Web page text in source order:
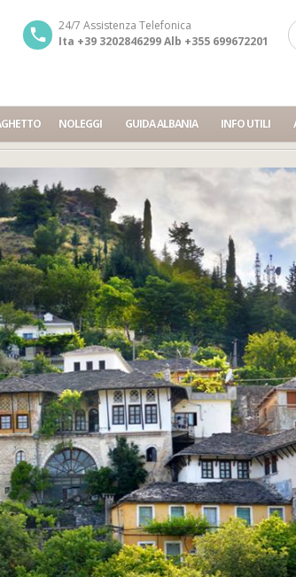
24/7 Assistenza Telefonica
Ita +39 3202846299 Alb +355 699672201
NOLEGGI GUIDA ALBANIA INFO UTILI